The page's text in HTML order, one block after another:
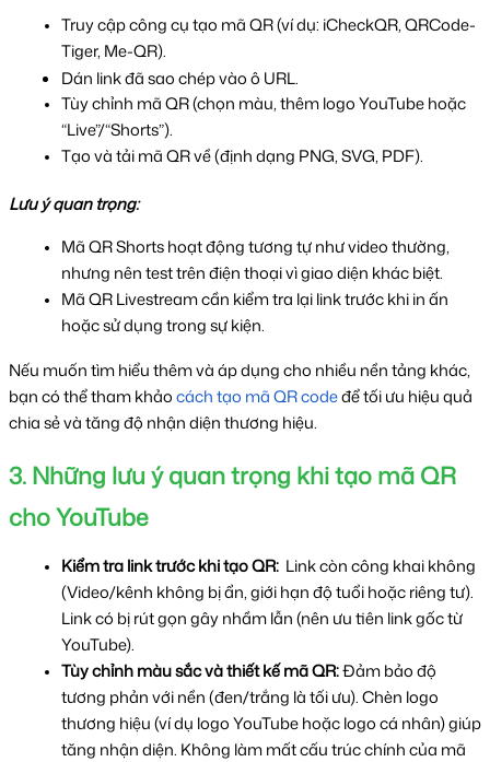
Truy cập công cụ tạo mã QR (ví dụ: iCheckQR, QRCode-
Tiger, Me-QR).
Dán link đã sao chép vào ô URL.
Tùy chỉnh mã QR (chọn màu, thêm logo YouTube hoặc
“Live”/“Shorts”).
Tạo và tải mã QR về (định dạng PNG, SVG, PDF).
Lưu ý quan trọng:
Mã QR Shorts hoạt động tương tự như video thường,
nhưng nên test trên điện thoại vì giao diện khác biệt.
Mã QR Livestream cần kiểm tra lại link trước khi in ấn
hoặc sử dụng trong sự kiện.
Nếu muốn tìm hiểu thêm và áp dụng cho nhiều nền tảng khác,
bạn có thể tham khảo cách tạo mã QR code để tối ưu hiệu quả
chia sẻ và tăng độ nhận diện thương hiệu.
3. Những lưu ý quan trọng khi tạo mã QR
cho YouTube
Kiểm tra link trước khi tạo QR: Link còn công khai không
(Video/kênh không bị ẩn, giới hạn độ tuổi hoặc riêng tư).
Link có bị rút gọn gây nhầm lẫn (nên ưu tiên link gốc từ
YouTube).
Tùy chỉnh màu sắc và thiết kế mã QR: Đảm bảo độ
tương phản với nền (đen/trắng là tối ưu). Chèn logo
thương hiệu (ví dụ logo YouTube hoặc logo cá nhân) giúp
tăng nhận diện. Không làm mất cấu trúc chính của mã